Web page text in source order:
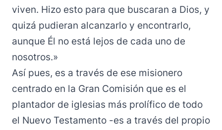
viven. Hizo esto para que buscaran a Dios, y
quizá pudieran alcanzarlo y encontrarlo,
aunque Él no está lejos de cada uno de
nosotros.»
Así pues, es a través de ese misionero
centrado en la Gran Comisión que es el
plantador de iglesias más prolífico de todo
el Nuevo Testamento -es a través del propio